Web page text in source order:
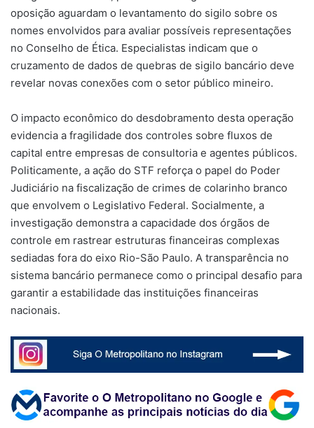
oposição aguardam o levantamento do sigilo sobre os
nomes envolvidos para avaliar possíveis representações
no Conselho de Ética. Especialistas indicam que o
cruzamento de dados de quebras de sigilo bancário deve
revelar novas conexões com o setor público mineiro.
O impacto econômico do desdobramento desta operação
evidencia a fragilidade dos controles sobre fluxos de
capital entre empresas de consultoria e agentes públicos.
Politicamente, a ação do STF reforça o papel do Poder
Judiciário na fiscalização de crimes de colarinho branco
que envolvem o Legislativo Federal. Socialmente, a
investigação demonstra a capacidade dos órgãos de
controle em rastrear estruturas financeiras complexas
sediadas fora do eixo Rio-São Paulo. A transparência no
sistema bancário permanece como o principal desafio para
garantir a estabilidade das instituições financeiras
nacionais.